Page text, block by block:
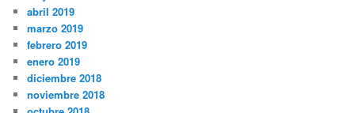
abril 2019
marzo 2019
febrero 2019
enero 2019
diciembre 2018
noviembre 2018